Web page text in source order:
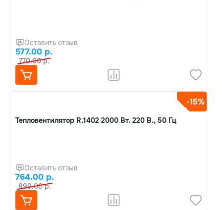
Оставить отзыв
577.00 р.
770.00 р.
-15%
Тепловентилятор R.1402 2000 Вт. 220 В., 50 Гц
Оставить отзыв
764.00 р.
899.00 р.